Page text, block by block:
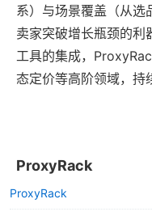
系）与场景覆盖（从选
卖家突破增长瓶颈的利
工具的集成，
态定价等高阶领域，持
ProxyRack
ProxyRack